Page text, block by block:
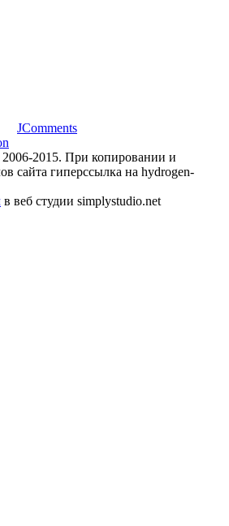
JComments
2015. При копировании и
сайта гиперссылка на hydrogen-
в веб студии simplystudio.net